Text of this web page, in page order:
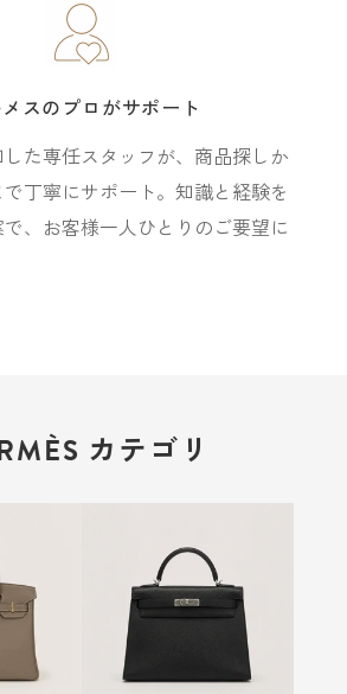
スのプロがサポート
た専任スタッフが、商品探しか
丁寧にサポート。知識と経験を
、お客様一人ひとりのご要望に
カテゴリ